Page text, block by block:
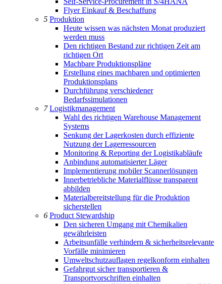
Flyer Einkauf & Beschaffung
5 Produktion
Heute wissen was nächsten Monat produziert
werden muss
Den richtigen Bestand zur richtigen Zeit am
richtigen Ort
Machbare Produktionspläne
Erstellung eines machbaren und optimierten
Produktionsplans
Durchführung verschiedener
Bedarfssimulationen
7Logistikmanagement
Wahl des richtigen Warehouse Management
Systems
Senkung der Lagerkosten durch effiziente
Nutzung der Lagerressourcen
Monitoring & Reporting der Logistikabläufe
Anbindung automatisierter Läger
Implementierung mobiler Scannerlösungen
Innerbetriebliche Materialflüsse transparent
abbilden
Materialbereitstellung für die Produktion
sicherstellen
6 Product Stewardship
Den sicheren Umgang mit Chemikalien
gewährleisten
Arbeitsunfälle verhindern & sicherheitsrelevante
Vorfälle minimieren
Umweltschutzauflagen regelkonform einhalten
Gefahrgut sicher transportieren &
Transportvorschriften einhalten